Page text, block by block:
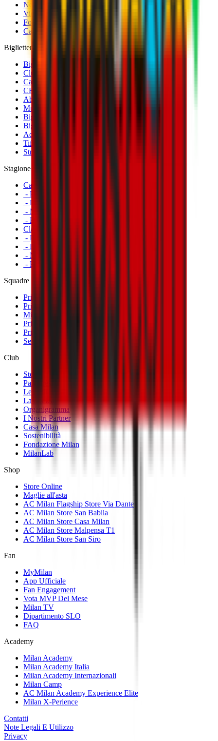
News
Video
Fotogallery
Calciomercato
Biglietteria
Biglietti Partite Maschile
Club 1899 Premium Hospitality
Cambio Nominativo
CRN Card
Abbonamenti
Museo Mondo Milan
Biglietti Partite Femminile
Biglietti Partite Milan Futuro
Accrediti
Tifosi con disabilità
Striscioni
Stagione
Calendario
- Prima Squadra Maschile
- Prima Squadra Femminile
- Milan Futuro
- Primavera
Classifiche
- Prima Squadra Maschile
- Prima Squadra Femminile
- Milan Futuro
- Primavera
Squadre
Prima Squadra Maschile
Prima Squadra Femminile
Milan Futuro
Primavera
Primavera Femminile
Settore Giovanile
Club
Storia
Palmarès
Le Sedi
La Società
Organigramma
I Nostri Partner
Casa Milan
Sostenibilità
Fondazione Milan
MilanLab
Shop
Store Online
Maglie all'asta
AC Milan Flagship Store Via Dante
AC Milan Store San Babila
AC Milan Store Casa Milan
AC Milan Store Malpensa T1
AC Milan Store San Siro
Fan
MyMilan
App Ufficiale
Fan Engagement
Vota MVP Del Mese
Milan TV
Dipartimento SLO
FAQ
Academy
Milan Academy
Milan Academy Italia
Milan Academy Internazionali
Milan Camp
AC Milan Academy Experience Elite
Milan X-Perience
Contatti
Note Legali E Utilizzo
Privacy